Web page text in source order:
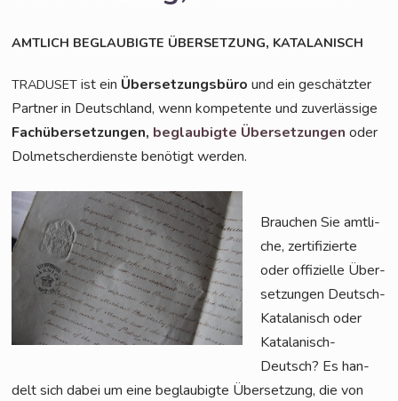
AMTLICH BEGLAUBIGTE ÜBERSETZUNG, KATALANISCH
TRADUSET ist ein Über­set­zungs­bü­round ein geschätz­ter
Part­ner in Deutsch­land, wenn kom­pe­ten­te und zuver­läs­si­ge
Fach­über­set­zun­gen, beglau­big­te Über­set­zun­gen oder
Dol­met­scher­diens­te benö­tigt werden.
Brau­chen Sie amt­li­
che, zer­ti­fi­zier­te
oder offi­zi­el­le Über­
set­zun­gen Deutsch-
Kata­la­nisch oder
Kata­la­nisch-
Deutsch? Es han­
delt sich dabei um eine beglau­big­te Über­set­zung, die von